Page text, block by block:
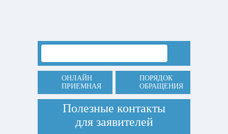
ОНЛАЙН
ПРИЕМНАЯ
ПОРЯДОК
ОБРАЩЕНИЯ
Полезные контакты
для заявителей